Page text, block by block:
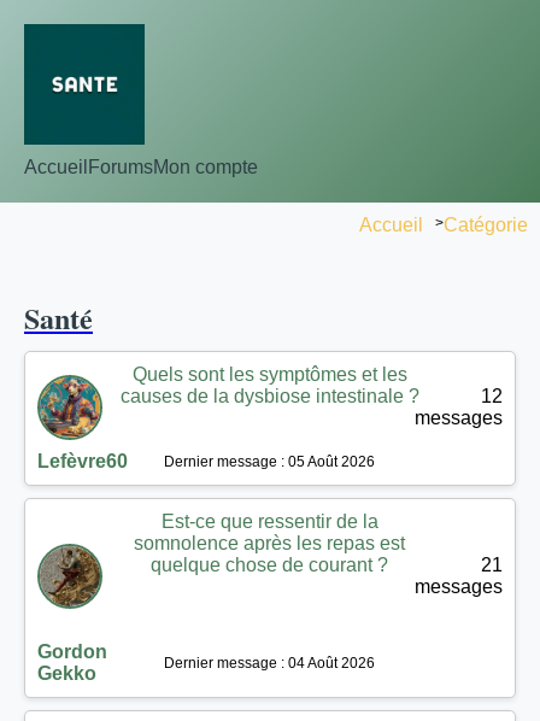
Accueil ForumsMon compte
Accueil >Catégorie
Santé
Quels sont les symptômes et les
causes de la dysbiose intestinale ?
Lefèvre60
12
messages
Dernier message : 05 Août 2026
Est-ce que ressentir de la
somnolence après les repas est
quelque chose de courant ?
Gordon
Gekko
21
messages
Dernier message : 04 Août 2026